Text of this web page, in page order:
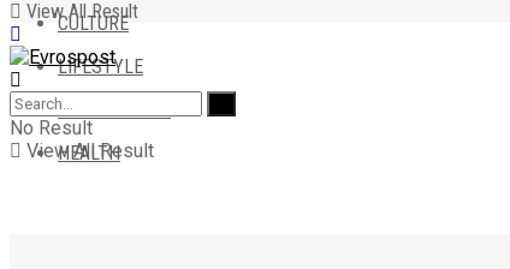
CULTURE
LIFESTYLE
GASTRONOMY
HEALTH
View All Result
No Result
View All Result